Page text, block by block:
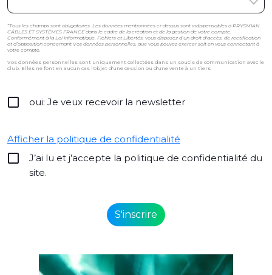
*Tous les champs sont obligatoires. Les données mentionnées ci-dessus sont indispensables à PRYSMIAN
CÂBLES ET SYSTÈMES FRANCE dans le cadre de la création et de la gestion de votre compte.
Conformément à la Loi Informatique, Fichiers et Libertés, vous disposez d'un droit d'accès, de rectification
et d’opposition concernant Vos données personnelles, que vous pouvez exercer soit en vous connectant à
votre compte.
Vos données personnelles sont uniquement collectées dans un soucis de communication avec le
club. Elles ne font en aucun cas l'objet d'une cession ou d'une vente à un tiers.
oui: Je veux recevoir la newsletter
Afficher la politique de confidentialité
J’ai lu et j’accepte la politique de confidentialité du
site.